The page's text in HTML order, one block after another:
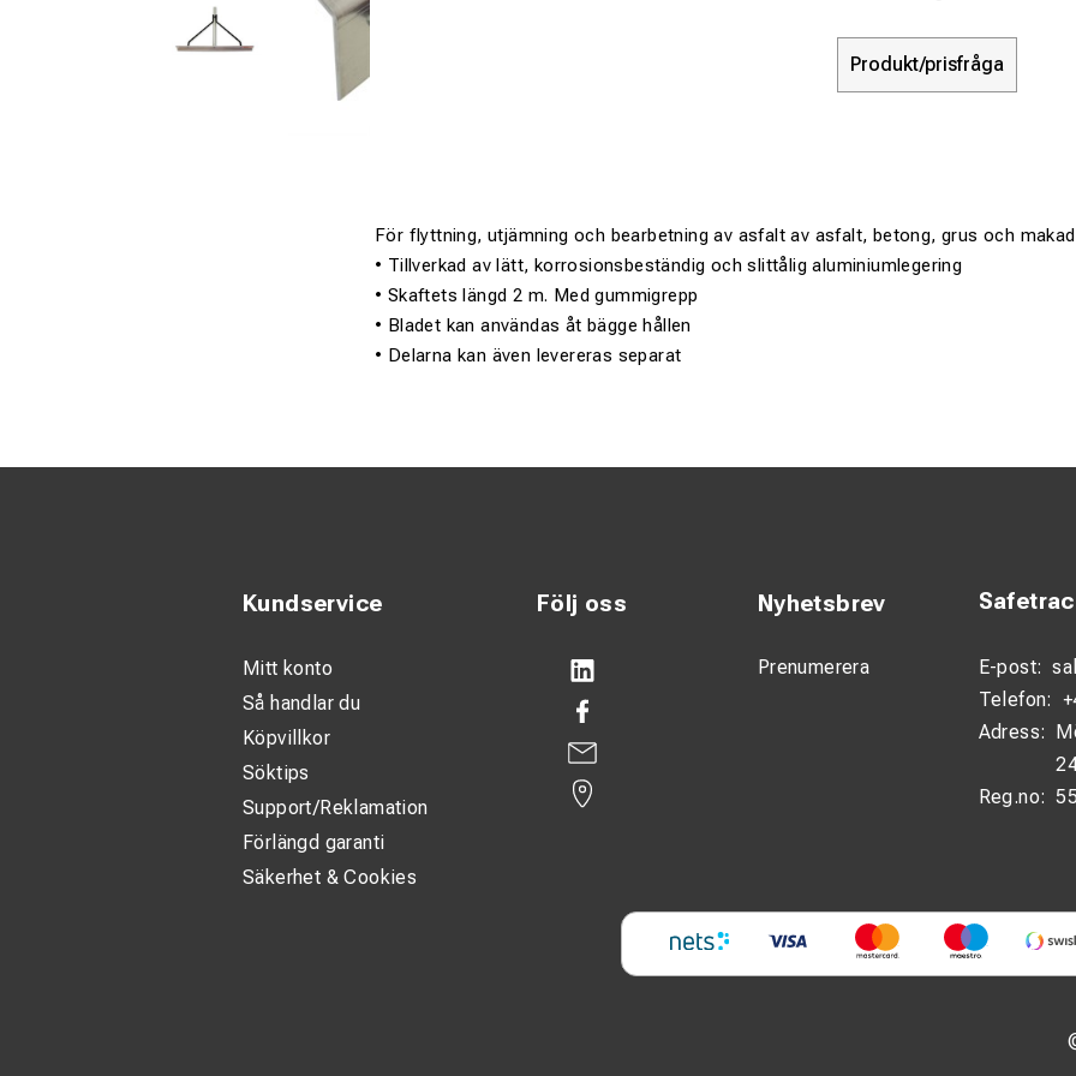
Produkt/prisfråga
För flyttning, utjämning och bearbetning av asfalt av asfalt, betong, grus och
• Tillverkad av lätt, korrosionsbeständig och slittålig aluminiumlegering
• Skaftets längd 2 m. Med gummigrepp
• Bladet kan användas åt bägge hållen
• Delarna kan även levereras separat
Följ oss Nyhetsbrev
Prenumerera E-post:
Telefon:
Adress:
Reg.no:
Kundservice
Mitt konto
Så handlar du
Köpvillkor
Söktips
Support/Reklamation
Förlängd garanti
Säkerhet & Cookies